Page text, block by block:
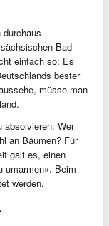
Bad
einfach so: Es
bester
müsse man
absolvieren: Wer
an Bäumen? Für
galt es, einen
umarmen». Beim
werden.